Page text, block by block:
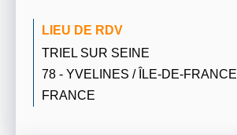
LIEU DE RDV
TRIEL SUR SEINE
78 - YVELINES / ÎLE-DE-FRANCE
FRANCE